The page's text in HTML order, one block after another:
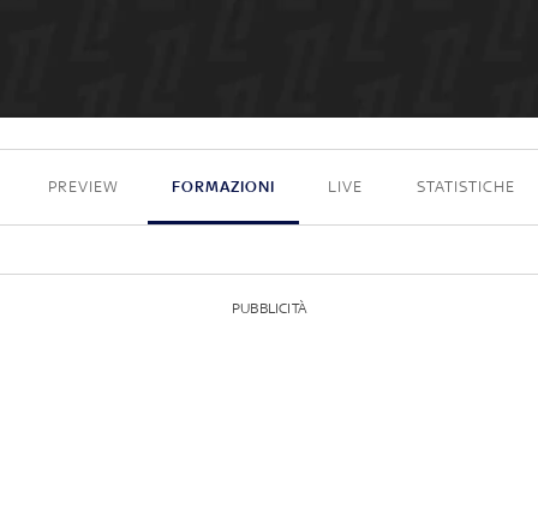
1 - 1
PREVIEW FORMAZIONI LIVE STATISTICHE
PUBBLICITÀ